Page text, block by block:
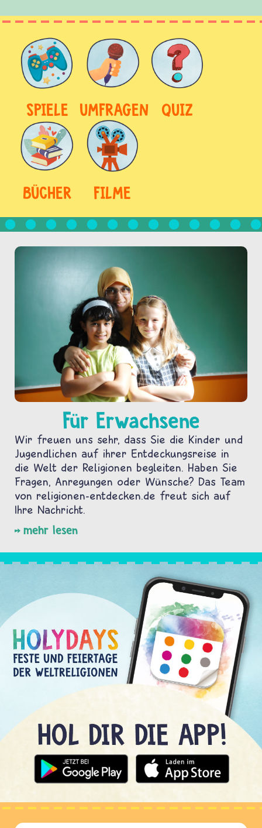
SPIELE UMFRAGEN QUIZ
BÜCHER FILME
Für Erwachsene
Wir freuen uns sehr, dass Sie die Kinder und
Jugendlichen auf ihrer Entdeckungsreise in
die Welt der Religionen begleiten. Haben Sie
Fragen, Anregungen oder Wünsche? Das Team
von religionen-entdecken.de freut sich auf
Ihre Nachricht.
mehr lesen